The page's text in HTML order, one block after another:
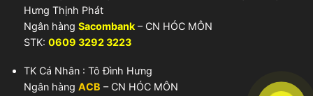
Hưng Thịnh Phát
Ngân hàng Sacombank– CN HÓC MÔN
STK: 0609 3292 3223
TK Cá Nhân : Tô Đình Hưng
Ngân hàng ACB – CN HÓC MÔN